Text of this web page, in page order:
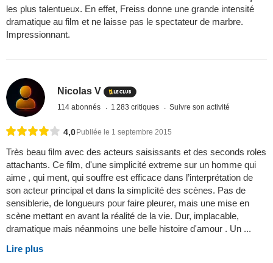
les plus talentueux. En effet, Freiss donne une grande intensité
dramatique au film et ne laisse pas le spectateur de marbre.
Impressionnant.
Nicolas V
114 abonnés 1 283 critiques Suivre son activité
4,0Publiée le 1 septembre 2015
Très beau film avec des acteurs saisissants et des seconds roles
attachants. Ce film, d'une simplicité extreme sur un homme qui
aime , qui ment, qui souffre est efficace dans l’interprétation de
son acteur principal et dans la simplicité des scènes. Pas de
sensiblerie, de longueurs pour faire pleurer, mais une mise en
scène mettant en avant la réalité de la vie. Dur, implacable,
dramatique mais néanmoins une belle histoire d'amour . Un ...
Lire plus